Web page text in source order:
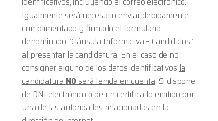
Igualmente será necesario enviar debidamente
cumplimentado y firmado el formulario
denominado “Cláusula Informativa – Candidatos”
al presentar la candidatura. En el caso de no
consignar alguno de los datos identificativosla
candidaturaNOserá tenida en cuenta. Si dispone
de DNI electrónico o de un certificado emitido por
una de las autoridades relacionadas en la